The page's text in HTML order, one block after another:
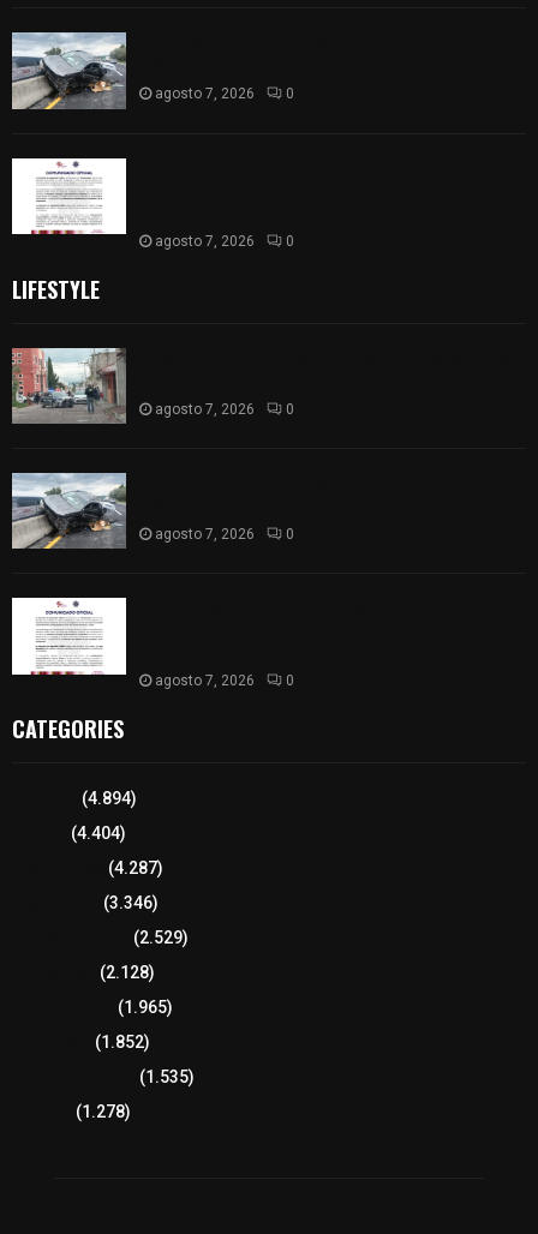
agosto 7, 2026 0
agosto 7, 2026 0
LIFESTYLE
agosto 7, 2026 0
agosto 7, 2026 0
agosto 7, 2026 0
CATEGORIES
(4.894)
(4.404)
(4.287)
(3.346)
(2.529)
(2.128)
(1.965)
(1.852)
(1.535)
(1.278)